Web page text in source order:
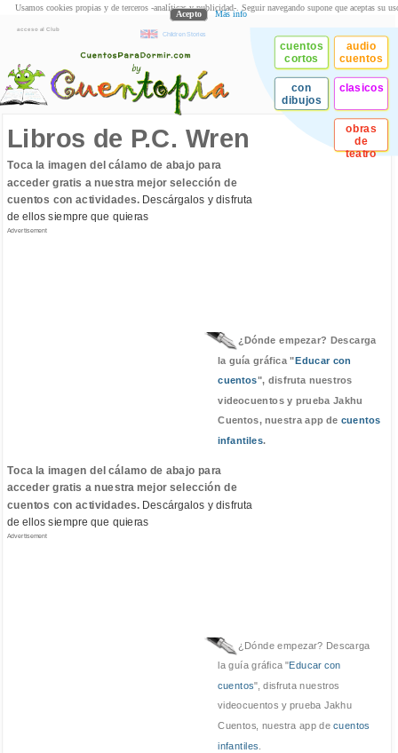
acceso al Club
Children Stories
cuentos
cortos
audio
cuentos
con
dibujos
clasicos
obras
de
teatro
Libros de P.C. Wren
Toca la imagen del cálamo de abajo para
acceder gratis a nuestra mejor selección de
cuentos con actividades.Descárgalos y disfruta
de ellos siempre que quieras
Advertisement
¿Dónde empezar? Descarga
la guía gráfica "Educar con
cuentos", disfruta nuestros
videocuentos y prueba Jakhu
Cuentos, nuestra app de cuentos
infantiles.
Toca la imagen del cálamo de abajo para
acceder gratis a nuestra mejor selección de
cuentos con actividades.Descárgalos y disfruta
de ellos siempre que quieras
Advertisement
¿Dónde empezar? Descarga
la guía gráfica "Educar con
cuentos", disfruta nuestros
videocuentos y prueba Jakhu
Cuentos, nuestra app decuentos
infantiles
Usamos cookies propias y de terceros -analíticas y publicidad-. Seguir navegando supone que aceptas su
Acepto Más info